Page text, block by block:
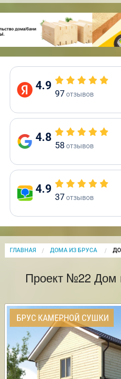
4.9
97отзывов
4.8
58 отзывов
4.9
37отзывов
ГЛАВНАЯ ДОМА ИЗ БРУСА
Проект №22 Дом
БРУС КАМЕРНОЙ СУШКИ